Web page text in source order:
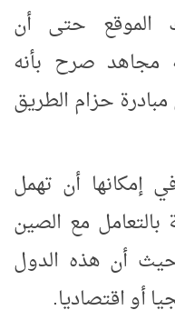
الموقع حتى أن
مجاهد صرح بأنه
حزام الطريق
إمكانها أن تهمل
مع الصين
حيث أن هذه الدول
أو اقتصاديا.